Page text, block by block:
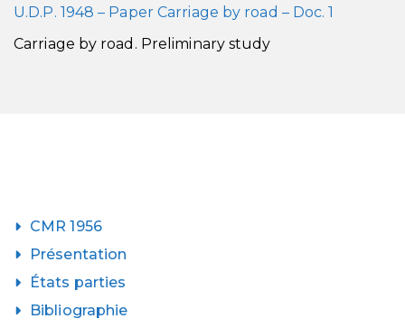
U.D.P. 1948 – Paper Carriage by road – Doc. 1
Carriage by road. Preliminary study
CMR 1956
Présentation
États parties
Bibliographie